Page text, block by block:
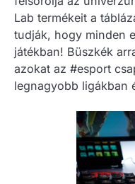
Lab termékeit a
tudják, hogy minden
játékban! Büszkék
azokat az #esport
legnagyobb ligákban